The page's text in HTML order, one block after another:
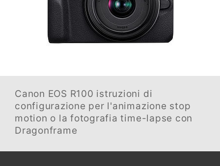
Canon EOS R100 istruzioni di
configurazione per l'animazione stop
motion o la fotografia time-lapse con
Dragonframe